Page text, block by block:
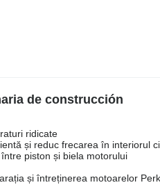
de construcción
ridicate
și reduc frecarea în interiorul
piston și biela motorului
și întreținerea motoarelor